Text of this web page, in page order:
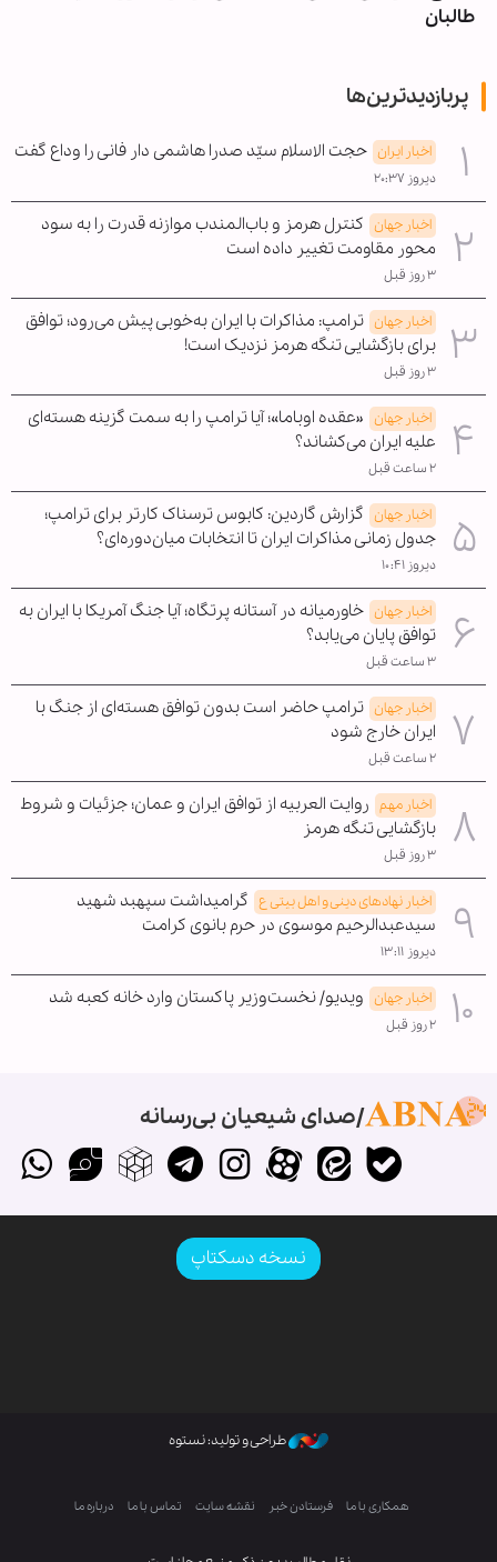
طالبان
پربازدیدترین‌ها
اخبار ایران حجت الاسلام سیّد صدرا هاشمی دار فانی را وداع گفت
دیروز ۲۰:۳۷
اخبار جهان کنترل هرمز و باب‌المندب موازنه قدرت را به سود
محور مقاومت تغییر داده است
۳ روز قبل
اخبار جهان ترامپ: مذاکرات با ایران به‌خوبی پیش می‌رود؛ توافق
برای بازگشایی تنگه هرمز نزدیک است!
۳ روز قبل
اخبار جهان «عقده اوباما»؛ آیا ترامپ را به سمت گزینه هسته‌ای
علیه ایران می‌کشاند؟
۲ ساعت قبل
اخبار جهان گزارش گاردین: کابوس ترسناک کارتر برای ترامپ؛
جدول زمانی مذاکرات ایران تا انتخابات میان‌دوره‌ای؟
دیروز ۱۰:۴۱
اخبار جهان خاورمیانه در آستانه پرتگاه؛ آیا جنگ آمریکا با ایران به
توافق پایان می‌یابد؟
۳ ساعت قبل
اخبار جهان ترامپ حاضر است بدون توافق هسته‌ای از جنگ با
ایران خارج شود
۲ ساعت قبل
اخبار مهم روایت العربیه از توافق ایران و عمان؛ جزئیات و شروط
بازگشایی تنگه هرمز
۳ روز قبل
اخبار نهادهای دینی و اهل بیتی ع گرامیداشت سپهبد شهید
سیدعبدالرحیم موسوی در حرم بانوی کرامت
دیروز ۱۳:۱۱
اخبار جهان ویدیو/ نخست‌وزیر پاکستان وارد خانه کعبه شد
۲ روز قبل
صدای شیعیان بی‌رسانه
نسخه دسکتاپ
طراحی و تولید: نستوه
همکاری با ما فرستادن خبر نقشه سایت تماس با ما درباره ما